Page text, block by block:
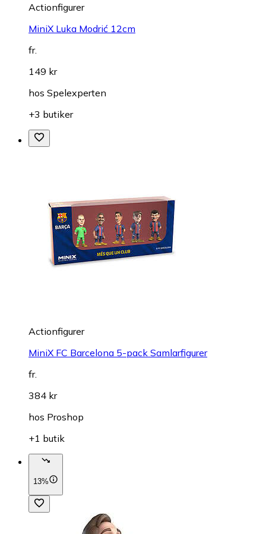
Actionfigurer
MiniX Luka Modrić 12cm
fr.
149 kr
hos Spelexperten
+3 butiker
Actionfigurer
MiniX FC Barcelona 5-pack Samlarfigurer
fr.
384 kr
hos Proshop
+1 butik
13%